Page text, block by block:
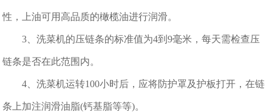
性，上油可用高品质的橄榄油进行润滑。
3、洗菜机的压链条的标准值为4到9毫米，每天需检查压
链条是否在此范围内。
4、洗菜机运转100小时后，应将防护罩及护板打开，在链
条上加注润滑油脂(钙基脂等等)。